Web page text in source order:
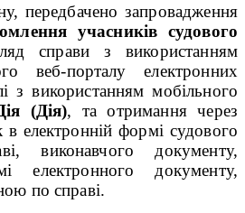
передбачено запровадження
учасників судового
справи з використанням
веб-порталу електронних
з використанням мобільного
(Дія), та отримання через
в електронній формі судового
виконавчого документу,
електронного документу,
по справі.